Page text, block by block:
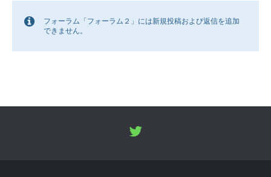
フォーラム「フォーラム２」には新規投稿および返信を追加
できません。